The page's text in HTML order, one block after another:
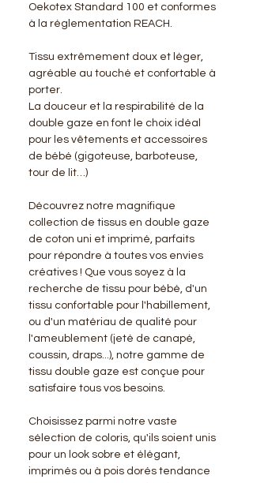
Oekotex Standard 100 et conformes
à la réglementation REACH.
Tissu extrêmement doux et léger,
agréable au touché et confortable à
porter.
La douceur et la respirabilité de la
double gaze en font le choix idéal
pour les vêtements et accessoires
de bébé (gigoteuse, barboteuse,
tour de lit…)
Découvrez notre magnifique
collection de tissus en double gaze
de coton uni et imprimé, parfaits
pour répondre à toutes vos envies
créatives ! Que vous soyez à la
recherche de tissu pour bébé, d'un
tissu confortable pour l'habillement,
ou d'un matériau de qualité pour
l'ameublement (jeté de canapé,
coussin, draps...), notre gamme de
tissu double gaze est conçue pour
satisfaire tous vos besoins.
Choisissez parmi notre vaste
sélection de coloris, qu'ils soient unis
pour un look sobre et élégant,
imprimés ou à pois dorés tendance